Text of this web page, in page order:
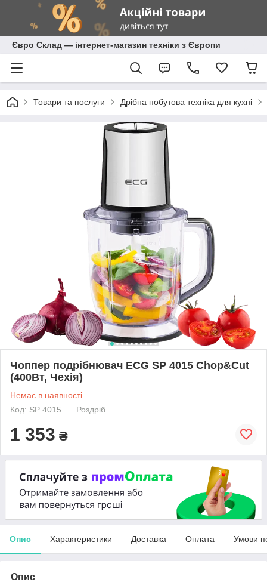
Євро Склад — інтернет-магазин техніки з Європи
Товари та послуги Дрібна побутова техніка для кухні
Чоппер подрібнювач ECG SP 4015 Chop&Cut
(400Вт, Чехія)
Немає в наявності
Код: SP 4015
Роздріб
1 353 ₴
Опис Характеристики Доставка Оплата Умови
Опис